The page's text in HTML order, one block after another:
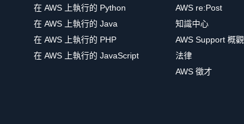
在 AWS 上執行的 Python
在 AWS 上執行的 Java
在 AWS 上執行的 PHP
在 AWS 上執行的 JavaScript
AWS re:Post
知識中心
AWS Support 概觀
法律
AWS 徵才